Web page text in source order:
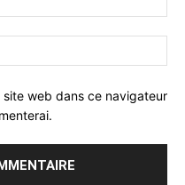
:*
:
site web dans ce navigateur